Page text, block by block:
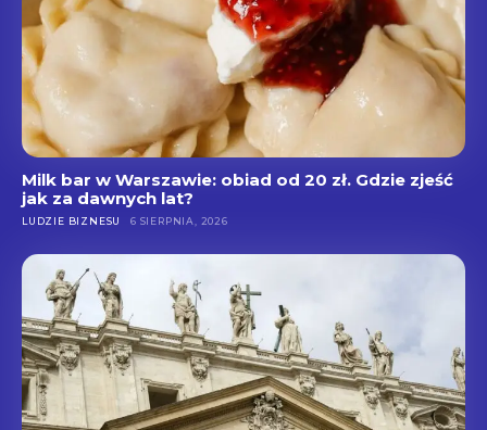
Milk bar w Warszawie: obiad od 20 zł. Gdzie zjeść
jak za dawnych lat?
LUDZIE BIZNESU 6 SIERPNIA, 2026